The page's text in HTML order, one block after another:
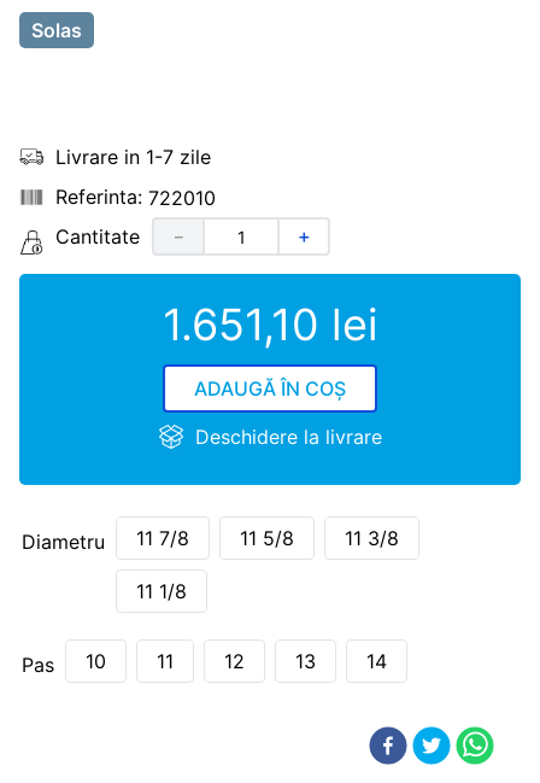
.
biminitop
Solas
Livrare in 1-7 zile
722010
Cantitate
＋
－
1.651,10 lei
ADAUGĂ ÎN COȘ
Deschidere la livrare
Diametru 11 7/8 11 5/8 11 3/8
11 1/8
Pas 10 11 12 13 14